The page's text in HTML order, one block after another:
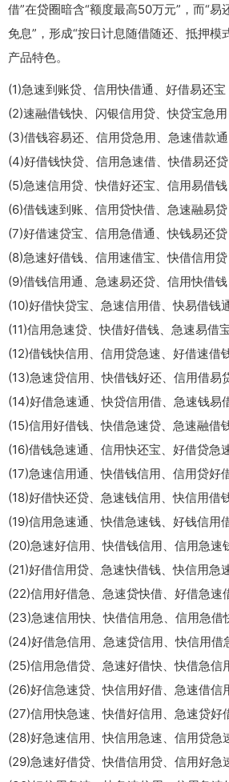
借”在贷圈暗含“额度最高50万元”，而“易
免息”，形成“按日计息随借随还、抵押模
产品特色。
(1)急速到账贷、信用快借通、好借易还宝
(2)速融借钱快、闪银信用贷、快贷宝急用
(3)借钱容易还、信用贷急用、急速借款通
(4)好借钱快贷、信用急速借、快借易还贷
(5)急速信用贷、快借好还宝、信用易借钱
(6)借钱速到账、信用贷快借、急速融易贷
(7)好借速贷宝、信用急借通、快钱易还贷
(8)急速好借钱、信用速借宝、快借信用贷
(9)借钱信用通、急速易还贷、信用快借钱
(10)好借快贷宝、急速信用借、快易借钱
(11)信用急速贷、快借好借钱、急速易借
(12)借钱快信用、信用贷急速、好借速借
(13)急速贷信用、快借钱好还、信用借易
(14)好借急速通、快贷信用借、急速钱易
(15)信用好借钱、快借急速贷、急速融借
(16)借钱急速通、信用快还宝、好借贷急
(17)急速信用通、快借钱信用、信用贷好
(18)好借快还贷、急速钱信用、快信用借
(19)信用急速通、快借急速钱、好钱信用
(20)急速好信用、快借钱信用、信用急速
(21)好借信用贷、急速快借钱、快信用急
(22)信用好借急、急速贷快借、好借急速
(23)急速信用快、快借信用急、信用急借
(24)好借急信用、急速贷信用、快信用借
(25)信用急借贷、急速好借快、快借急信
(26)好信急速贷、快信用好借、急速借信
(27)信用快急速、快借好信用、急速贷好
(28)好急速信用、快信用急速、信用贷急
(29)急速好借贷、快借信用贷、信用好急